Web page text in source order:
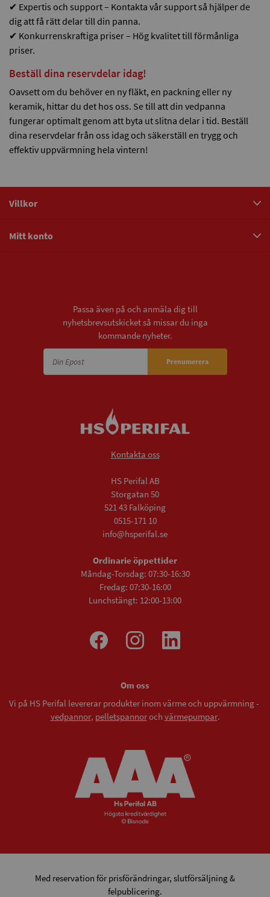
✔ Expertis och support – Kontakta vår support så hjälper de
dig att få rätt delar till din panna.
✔ Konkurrenskraftiga priser – Hög kvalitet till förmånliga
priser.
Beställ dina reservdelar idag!
Oavsett om du behöver en ny fläkt, en packning eller ny
keramik, hittar du det hos oss. Se till att din vedpanna
fungerar optimalt genom att byta ut slitna delar i tid. Beställ
dina reservdelar från oss idag och säkerställ en trygg och
effektiv uppvärmning hela vintern!
Villkor
Mitt konto
Passa även på och anmäla dig till
nyhetsbrevsutskicket så missar du inga
kommande nyheter.
Prenumerera
Kontakta oss
HS Perifal AB
Storgatan 50
521 43 Falköping
0515-171 10
info@hsperifal.se
Ordinarie öppettider
Måndag-Torsdag: 07:30-16:30
Fredag: 07:30-16:00
Lunchstängt: 12:00-13:00
Om oss
Vi på HS Perifal levererar produkter inom värme och uppvärmning -
vedpannor, pelletspannoroch värmepumpar.
Med reservation för prisförändringar, slutförsäljning &
felpublicering.